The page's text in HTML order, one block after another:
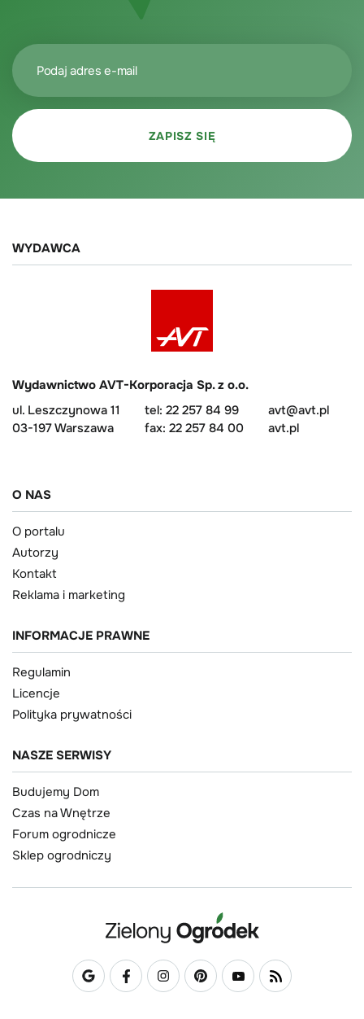
WYDAWCA
Wydawnictwo AVT-Korporacja Sp. z o.o.
ul. Leszczynowa 11
03-197 Warszawa
tel: 22 257 84 99
fax: 22 257 84 00
avt@avt.pl
avt.pl
O NAS
O portalu
Autorzy
Kontakt
Reklama i marketing
INFORMACJE PRAWNE
Regulamin
Licencje
Polityka prywatności
NASZE SERWISY
Budujemy Dom
Czas na Wnętrze
Forum ogrodnicze
Sklep ogrodniczy